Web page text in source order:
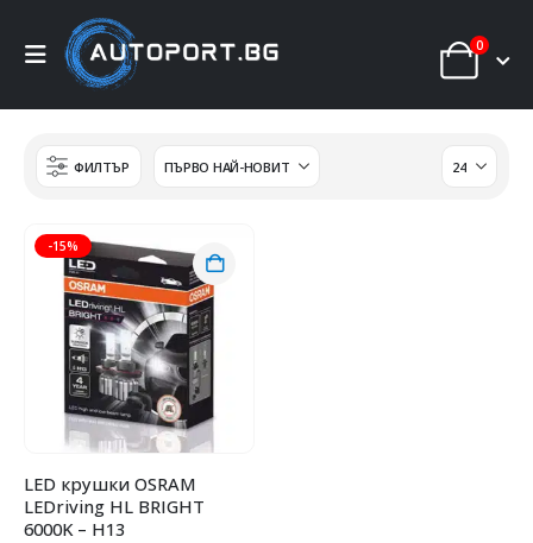
0
ФИЛТЪР
-15%
LED крушки OSRAM
LEDriving HL BRIGHT
6000K – H13